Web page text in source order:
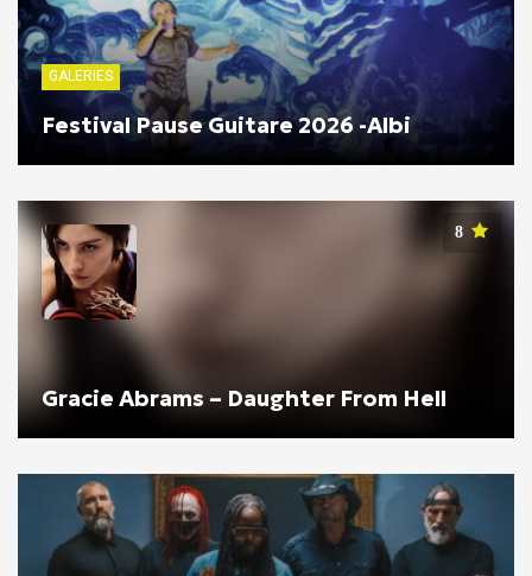
GALERIES
Festival Pause Guitare 2026 -Albi
8
Gracie Abrams – Daughter From Hell